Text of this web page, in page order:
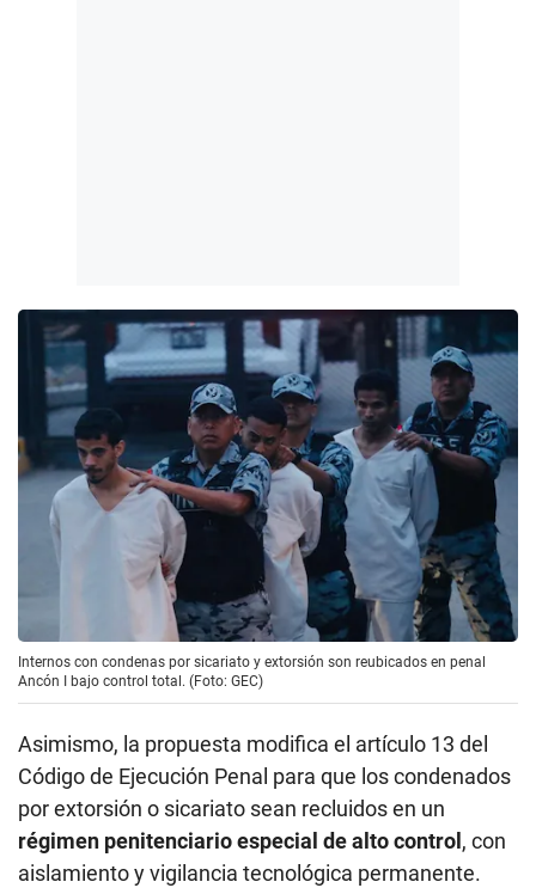
Internos con condenas por sicariato y extorsión son reubicados en penal
Ancón I bajo control total. (Foto: GEC)
Asimismo, la propuesta modifica el artículo 13 del
Código de Ejecución Penal para que los condenados
por extorsión o sicariato sean recluidos en un
régimen penitenciario especial de alto control , con
aislamiento y vigilancia tecnológica permanente.